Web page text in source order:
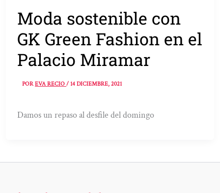
Moda sostenible con
GK Green Fashion en el
Palacio Miramar
POREVA RECIO/14 DICIEMBRE, 2021
Damos un repaso al desfile del domingo